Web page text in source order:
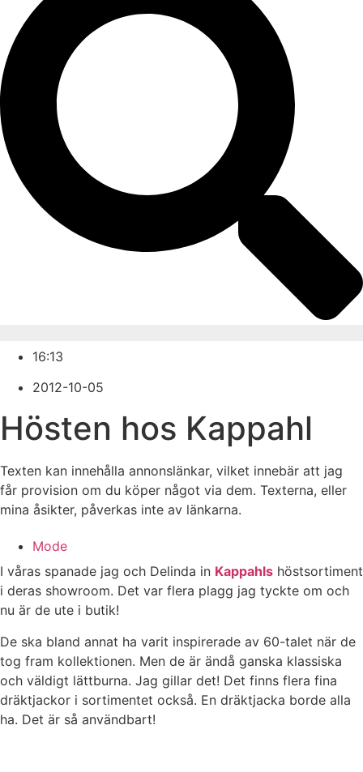
16:13
2012-10-05
Hösten hos Kappahl
Texten kan innehålla annonslänkar, vilket innebär att jag
får provision om du köper något via dem. Texterna, eller
mina åsikter, påverkas inte av länkarna.
Mode
I våras spanade jag och Delinda in Kappahls höstsortiment
i deras showroom. Det var flera plagg jag tyckte om och
nu är de ute i butik!
De ska bland annat ha varit inspirerade av 60-talet när de
tog fram kollektionen. Men de är ändå ganska klassiska
och väldigt lättburna. Jag gillar det! Det finns flera fina
dräktjackor i sortimentet också. En dräktjacka borde alla
ha. Det är så användbart!